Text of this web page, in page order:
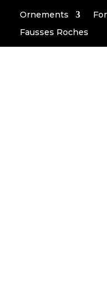
Ornements
Fausses Roches